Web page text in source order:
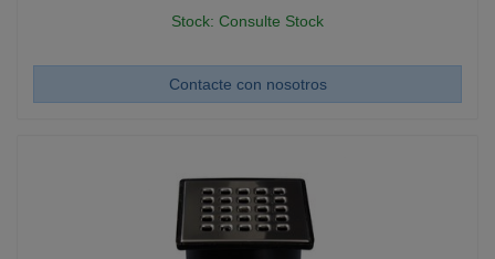
Stock: Consulte Stock
Contacte con nosotros